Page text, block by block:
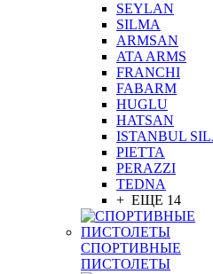
SEYLAN
SILMA
ARMSAN
ATA ARMS
FRANCHI
FABARM
HUGLU
HATSAN
ISTANBUL
PIETTA
PERAZZI
TEDNA
+ ЕЩЕ 14
СПОРТИВНЫЕ
ПИСТОЛЕТЫ